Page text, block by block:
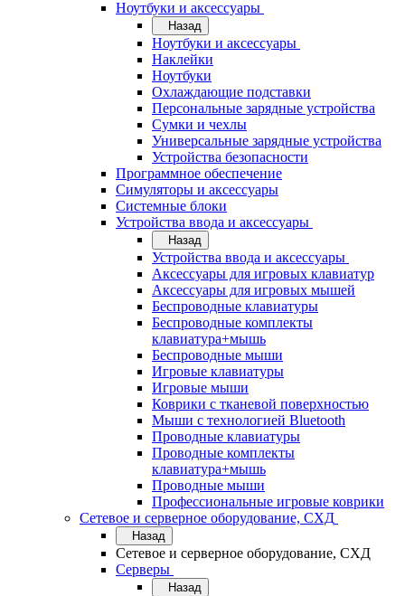
Ноутбуки и аксессуары
Назад
Ноутбуки и аксессуары
Наклейки
Ноутбуки
Охлаждающие подставки
Персональные зарядные устройства
Сумки и чехлы
Универсальные зарядные устройства
Устройства безопасности
Программное обеспечение
Симуляторы и аксессуары
Системные блоки
Устройства ввода и аксессуары
Назад
Устройства ввода и аксессуары
Аксессуары для игровых клавиатур
Аксессуары для игровых мышей
Беспроводные клавиатуры
Беспроводные комплекты
клавиатура+мышь
Беспроводные мыши
Игровые клавиатуры
Игровые мыши
Коврики с тканевой поверхностью
Мыши с технологией Bluetooth
Проводные клавиатуры
Проводные комплекты
клавиатура+мышь
Проводные мыши
Профессиональные игровые коврики
Сетевое и серверное оборудование, СХД
Назад
Сетевое и серверное оборудование, СХД
Cерверы
Назад